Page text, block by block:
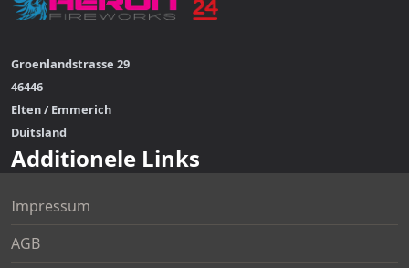
Groenlandstrasse 29
46446
Elten / Emmerich
Duitsland
Additionele Links
Impressum
AGB